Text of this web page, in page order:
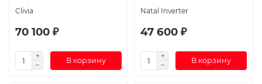
Clivia
70 100 ₽
В корзину
Natal Inverter
47 600 ₽
В корзину